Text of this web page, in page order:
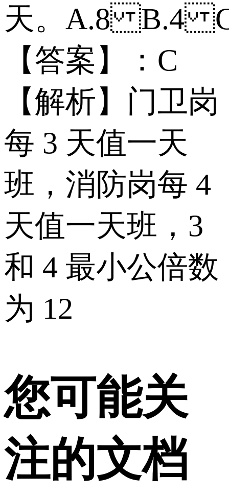
天。 A.8
【答案】：C
【解析】门卫岗
每 3 天值一天
班，消防岗每 4
天值一天班，3
和 4 最小公倍数
为 12
您可能关
注的文档